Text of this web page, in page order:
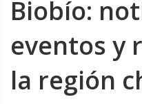
Biobío:
eventos y
la región